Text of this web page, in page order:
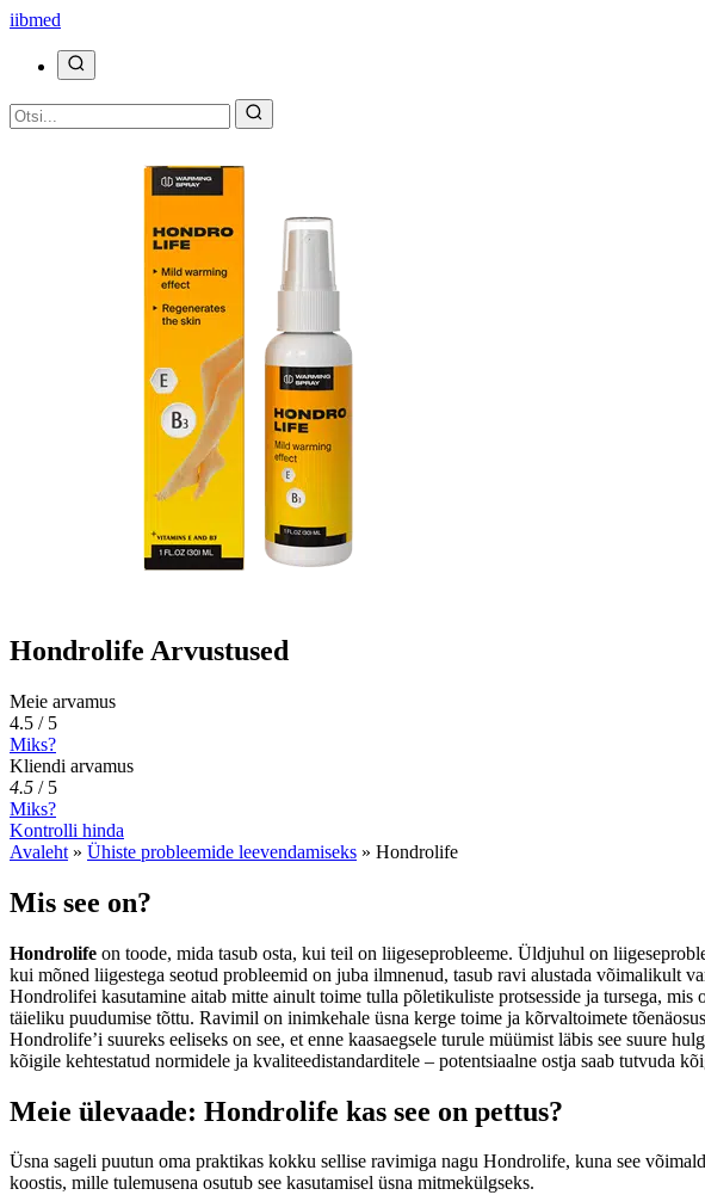
iibmed
Hondrolife Arvustused
Meie arvamus
4.5 / 5
Miks?
Kliendi arvamus
4.5 / 5
Miks?
Kontrolli hinda
Avaleht » Ühiste probleemide leevendamiseks » Hondrolife
Mis see on?
Hondrolife on toode, mida tasub osta, kui teil on liigeseprobleeme. Üldjuhul on
kui mõned liigestega seotud probleemid on juba ilmnenud, tasub ravi alustada võimalikult
Hondrolifei kasutamine aitab mitte ainult toime tulla põletikuliste protsesside ja tursega,
täieliku puudumise tõttu. Ravimil on inimkehale üsna kerge toime ja kõrvaltoimete
Hondrolife’i suureks eeliseks on see, et enne kaasaegsele turule müümist läbis see suure
kõigile kehtestatud normidele ja kvaliteedistandarditele – potentsiaalne ostja saab tutvuda
Meie ülevaade: Hondrolife kas see on pettus?
Üsna sageli puutun oma praktikas kokku sellise ravimiga nagu Hondrolife, kuna see
koostis, mille tulemusena osutub see kasutamisel üsna mitmekülgseks.